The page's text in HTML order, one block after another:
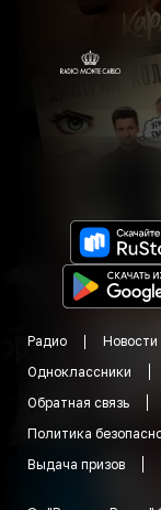
Радио Новости
Одноклассники
Обратная связь
Политика
Выдача призов